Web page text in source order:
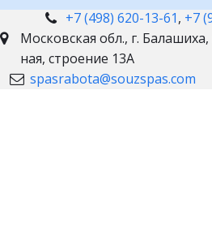
+7 (498) 620-13-61, +7
Московская обл., г. Балашиха,
ная, строение 13А
spasrabota@souzspas.com